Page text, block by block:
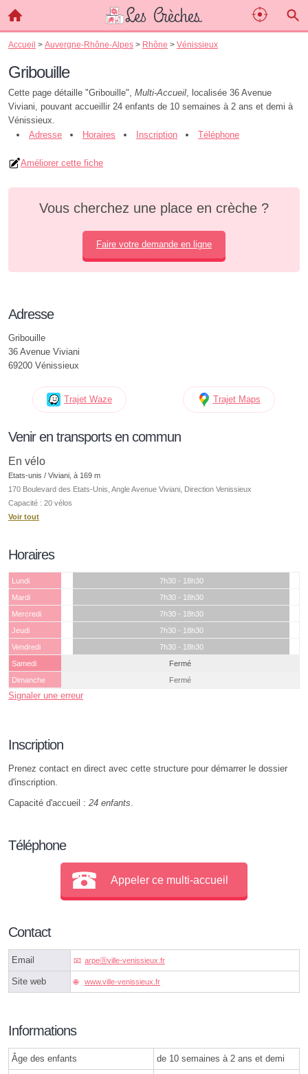
Accueil > Auvergne-Rhône-Alpes > Rhône > Vénissieux
Gribouille
Cette page détaille "Gribouille", Multi-Accueil, localisée 36 Avenue
Viviani, pouvant accueillir 24 enfants de 10 semaines à 2 ans et demi à
Vénissieux.
Adresse
Horaires Inscription Téléphone
Améliorer cette fiche
Vous cherchez une place en crèche ?
Faire votre demande en ligne
Adresse
Gribouille
36 Avenue Viviani
69200 Vénissieux
Trajet Waze Trajet Maps
Venir en transports en commun
En vélo
Etats-unis / Viviani, à 169 m
170 Boulevard des Etats-Unis, Angle Avenue Viviani, Direction Venissieux
Capacité : 20 vélos
Voir tout
Horaires
Lundi
7h30 - 18h30
Mardi
7h30 - 18h30
Mercredi
7h30 - 18h30
Jeudi
7h30 - 18h30
Vendredi
7h30 - 18h30
Samedi
Fermé
Dimanche
Fermé
Signaler une erreur
Inscription
Prenez contact en direct avec cette structure pour démarrer le dossier
d'inscription.
Capacité d'accueil : 24 enfants.
Téléphone
Appeler ce multi-accueil
Contact
Email arpeⓐville-venissieux.fr
Site web www.ville-venissieux.fr
Informations
Âge des enfants de 10 semaines à 2 ans et demi